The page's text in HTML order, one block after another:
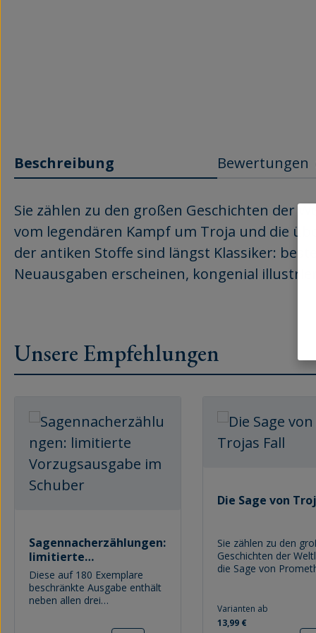
Beschreibung Bewertungen
Sie zählen zu den großen Geschichten der
vom legendären Kampf um Troja und die
der antiken Stoffe sind längst Klassiker:
Neuausgaben erscheinen, kongenial
Unsere Empfehlungen
Sagennacherzählungen:
limitierte
Vorzugsausgabe im
Schuber
Diese auf 180 Exemplare
beschränkte Ausgabe enthält
neben allen drei
Franz Fühmann auch eine
Die Sage von
Sie zählen zu den
Geschichten der
die Sage von
legendären Kampf
und die über die Jahre
Varianten ab
13,99 €